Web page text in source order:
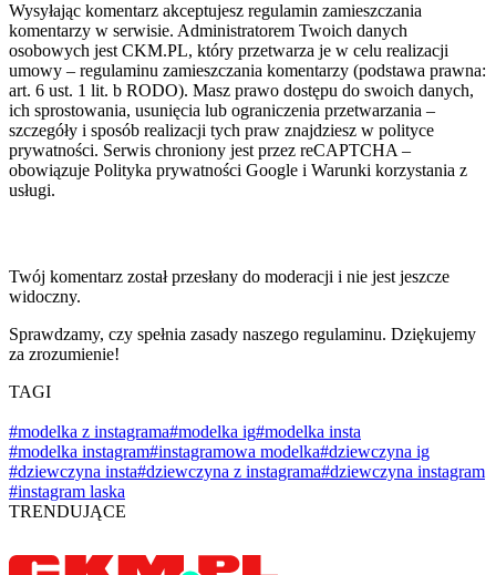
Wysyłając komentarz akceptujesz regulamin zamieszczania
komentarzy w serwisie. Administratorem Twoich danych
osobowych jest CKM.PL, który przetwarza je w celu realizacji
umowy – regulaminu zamieszczania komentarzy (podstawa prawna:
art. 6 ust. 1 lit. b RODO). Masz prawo dostępu do swoich danych,
ich sprostowania, usunięcia lub ograniczenia przetwarzania –
szczegóły i sposób realizacji tych praw znajdziesz w polityce
prywatności. Serwis chroniony jest przez reCAPTCHA –
obowiązuje Polityka prywatności Google i Warunki korzystania z
usługi.
Twój komentarz został przesłany do moderacji i nie jest jeszcze
widoczny.
Sprawdzamy, czy spełnia zasady naszego regulaminu. Dziękujemy
za zrozumienie!
TAGI
#modelka z instagrama#modelka ig#modelka insta
#modelka instagram#instagramowa modelka#dziewczyna ig
#dziewczyna insta#dziewczyna z instagrama#dziewczyna instagram
#instagram laska
TRENDUJĄCE